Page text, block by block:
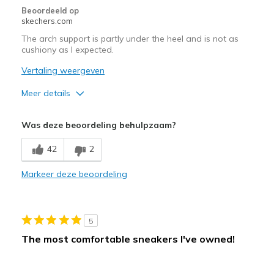
Beoordeeld op
skechers.com
The arch support is partly under the heel and is not as
cushiony as I expected.
Vertaling weergeven
Meer details
The arch support is a little too far back
Was deze beoordeling behulpzaam?
42 2
Markeer deze beoordeling
5
The most comfortable sneakers I've owned!